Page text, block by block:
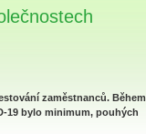
zaměstnanců. Během
19 bylo minimum, pouhých